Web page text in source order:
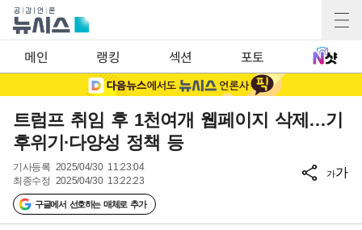
메인 랭킹 섹션 포토
트럼프 취임 후 1천여개 웹페이지 삭제…기
후위기·다양성 정책 등
기사등록 2025/04/30 11:23:04
최종수정 2025/04/30 13:22:23
구글에서 선호하는 매체로 추가
가가